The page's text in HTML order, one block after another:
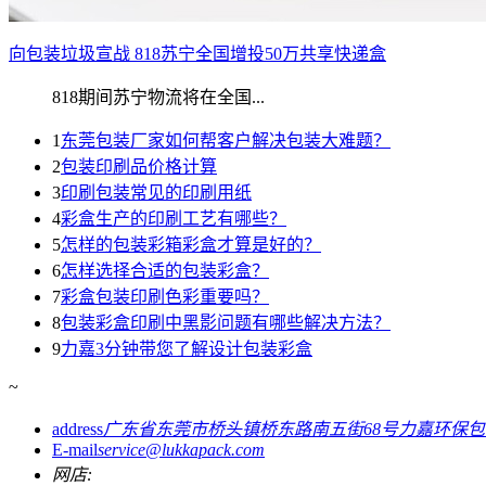
向包装垃圾宣战 818苏宁全国增投50万共享快递盒
818期间苏宁物流将在全国...
1 东莞包装厂家如何帮客户解决包装大难题？
2包装印刷品价格计算
3印刷包装常见的印刷用纸
4彩盒生产的印刷工艺有哪些？
5怎样的包装彩箱彩盒才算是好的？
6怎样选择合适的包装彩盒？
7彩盒包装印刷色彩重要吗？
8包装彩盒印刷中黑影问题有哪些解决方法？
9力嘉3分钟带您了解设计包装彩盒
~
address广东省东莞市桥头镇桥东路南五街68号力嘉环保
E-mailservice@lukkapack.com
网店: